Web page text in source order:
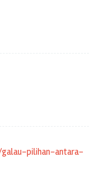
pilihan-antara-